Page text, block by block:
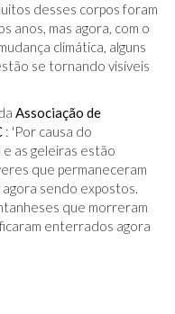
desses corpos foram
anos, mas agora, com o
climática, alguns
se tornando visíveis
Associação de
: 'Por causa do
as geleiras estão
que permaneceram
sendo expostos.
que morreram
enterrados agora